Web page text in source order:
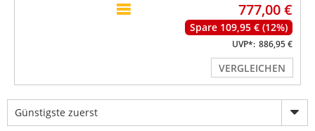
777,00 €
Spare 109,95 € (12%)
UVP*: 886,95 €
VERGLEICHEN
Günstigste zuerst